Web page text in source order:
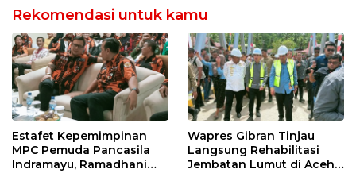
Rekomendasi untuk kamu
Estafet Kepemimpinan
MPC Pemuda Pancasila
Indramayu, Ramadhani
Wapres Gibran Tinjau
Langsung Rehabilitasi
Jembatan Lumut di Aceh